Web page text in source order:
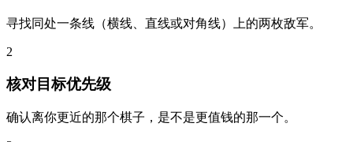
寻找同处一条线（横线、直线或对角线）上的两枚敌军。
2
核对目标优先级
确认离你更近的那个棋子，是不是更值钱的那一个。